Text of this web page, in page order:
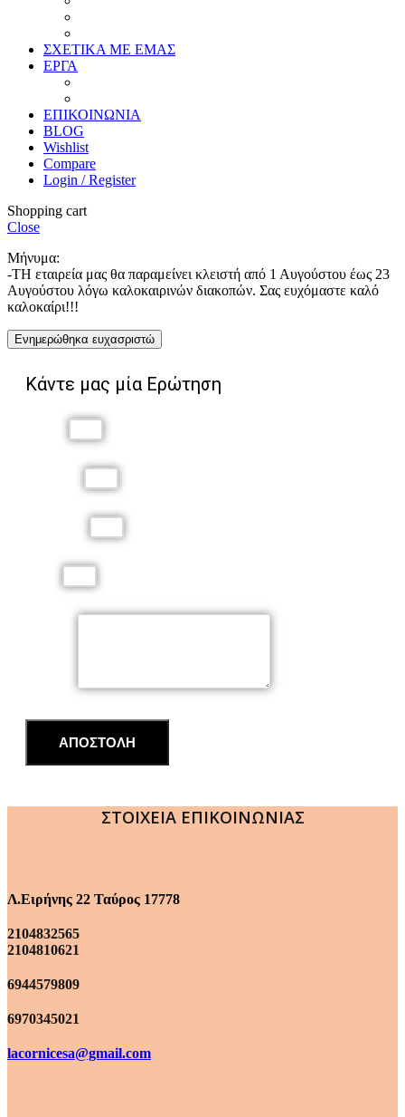
ΣΧΕΤΙΚΑ ΜΕ ΕΜΑΣ
ΕΡΓΑ
ΕΠΙΚΟΙΝΩΝΙΑ
BLOG
Wishlist
Compare
Login / Register
Shopping cart
Close
Μήνυμα:
-ΤΗ εταιρεία μας θα παραμείνει κλειστή από 1 Αυγούστου έως 23
Αυγούστου λόγω καλοκαιρινών διακοπών. Σας ευχόμαστε καλό
καλοκαίρι!!!
Ενημερώθηκα ευχασριστώ
Κάντε μας μία Ερώτηση
ΑΠΟΣΤΟΛΗ
ΣΤΟΙΧΕΙΑ ΕΠΙΚΟΙΝΩΝΙΑΣ
Λ.Ειρήνης 22 Ταύρος 17778
2104832565
2104810621
6944579809
6970345021
lacornicesa@gmail.com